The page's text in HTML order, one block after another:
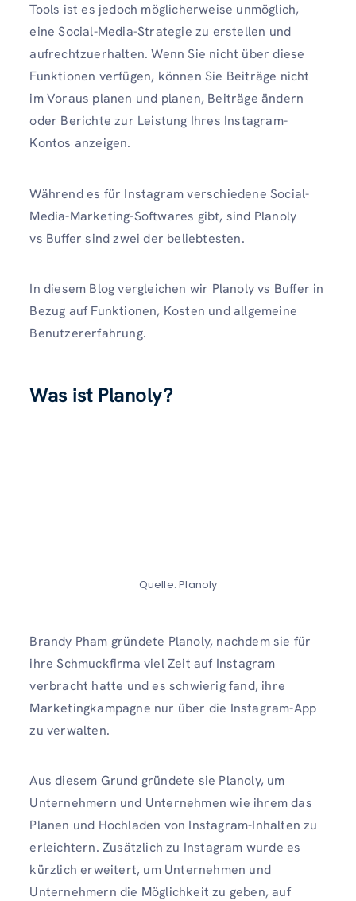
Tools ist es jedoch möglicherweise unmöglich,
eine Social-Media-Strategie zu erstellen und
aufrechtzuerhalten. Wenn Sie nicht über diese
Funktionen verfügen, können Sie Beiträge nicht
im Voraus planen und planen, Beiträge ändern
oder Berichte zur Leistung Ihres Instagram-
Kontos anzeigen.
Während es für Instagram verschiedene Social-
Media-Marketing-Softwares gibt, sind Planoly
vs Buffer sind zwei der beliebtesten.
In diesem Blog vergleichen wir Planoly vs Buffer in
Bezug auf Funktionen, Kosten und allgemeine
Benutzererfahrung.
Was ist Planoly?
Quelle: Planoly
Brandy Pham gründete Planoly, nachdem sie für
ihre Schmuckfirma viel Zeit auf Instagram
verbracht hatte und es schwierig fand, ihre
Marketingkampagne nur über die Instagram-App
zu verwalten.
Aus diesem Grund gründete sie Planoly, um
Unternehmern und Unternehmen wie ihrem das
Planen und Hochladen von Instagram-Inhalten zu
erleichtern. Zusätzlich zu Instagram wurde es
kürzlich erweitert, um Unternehmen und
Unternehmern die Möglichkeit zu geben, auf